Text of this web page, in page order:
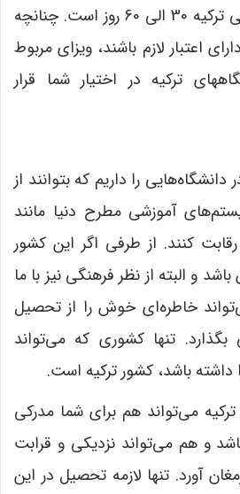
برای اخذ ویزای تحصیلی ترکیه 30 الی 60 روز است. چنانچه
اعتبار لازم باشند، ویزای مربوط
ترکیه در اختیار شما قرار
را داریم که بتوانند از
آموزشی مطرح دنیا مانند
رقابت کنند. از طرفی اگر این کشور
و البته از نظر فرهنگی نیز با ما
خاطره‌ای خوش را از تحصیل
تنها کشوری که می‌تواند
داشته باشد، کشور ترکیه است.
می‌تواند هم برای شما مدرکی
و هم می‌تواند نزدیکی و قرابت
آورد. تنها لازمه تحصیل در این